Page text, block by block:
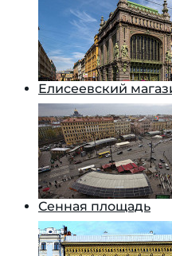
Елисеевский
Сенная площадь